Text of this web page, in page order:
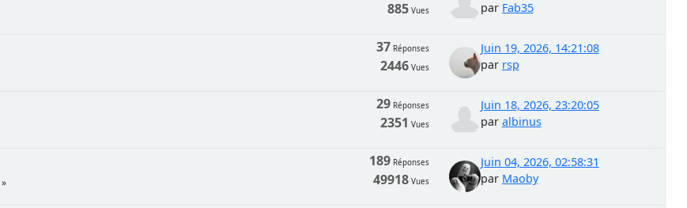
885Vues
par Fab35
37 Réponses
2446Vues
Juin 19, 2026, 14:21:08
par rsp
29Réponses
2351 Vues
Juin 18, 2026, 23:20:05
par albinus
189Réponses
49918Vues
Juin 04, 2026, 02:58:31
par Maoby